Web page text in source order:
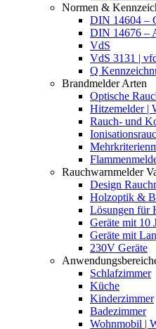
Normen &
DIN 14604 –
DIN 14676 –
VdS
VdS 3131 |
Q
Brandmelder Arten
Optische
Hitzemelder |
Rauch- und
Rauchwarnmelder
Design
Holzoptik &
Lösungen für
Geräte mit 10
Geräte mit
230V Geräte
Schlafzimmer
Küche
Kinderzimmer
Badezimmer
Wohnmobil |